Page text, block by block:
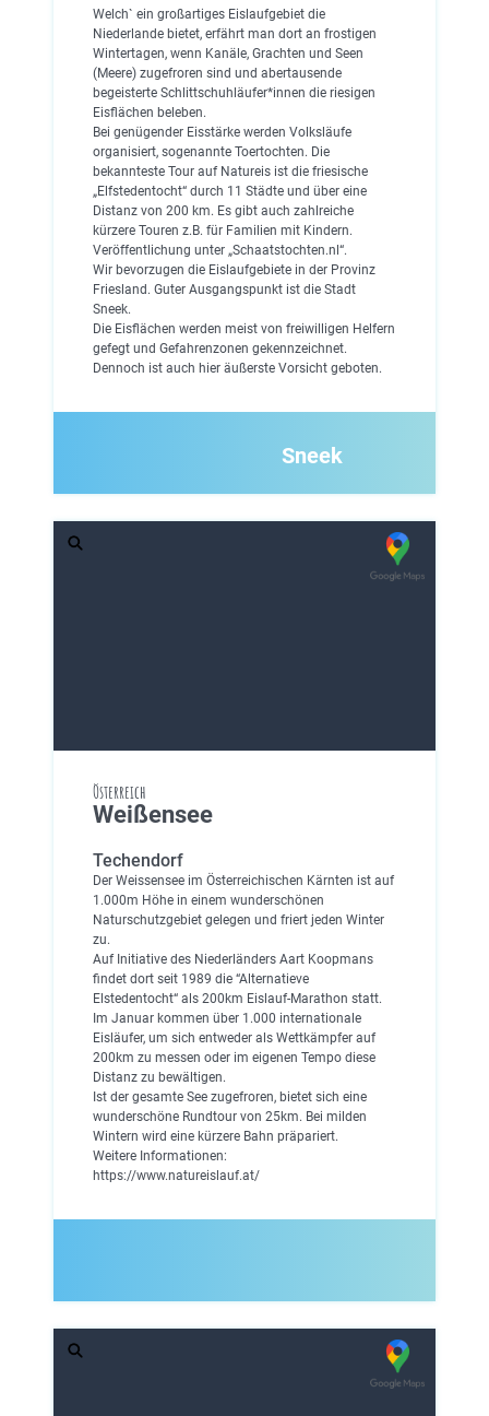
Welch` ein großartiges Eislaufgebiet die
Niederlande bietet, erfährt man dort an frostigen
Wintertagen, wenn Kanäle, Grachten und Seen
(Meere) zugefroren sind und abertausende
begeisterte Schlittschuhläufer*innen die riesigen
Eisflächen beleben.
Bei genügender Eisstärke werden Volksläufe
organisiert, sogenannte Toertochten. Die
bekannteste Tour auf Natureis ist die friesische
„Elfstedentocht“ durch 11 Städte und über eine
Distanz von 200 km. Es gibt auch zahlreiche
kürzere Touren z.B. für Familien mit Kindern.
Veröffentlichung unter „Schaatstochten.nl“.
Wir bevorzugen die Eislaufgebiete in der Provinz
Friesland. Guter Ausgangspunkt ist die Stadt
Sneek.
Die Eisflächen werden meist von freiwilligen Helfern
gefegt und Gefahrenzonen gekennzeichnet.
Dennoch ist auch hier äußerste Vorsicht geboten.
Sneek
Österreich
Weißensee
Techendorf
Der Weissensee im Österreichischen Kärnten ist auf
1.000m Höhe in einem wunderschönen
Naturschutzgebiet gelegen und friert jeden Winter
zu.
Auf Initiative des Niederländers Aart Koopmans
findet dort seit 1989 die “Alternatieve
Elstedentocht“ als 200km Eislauf-Marathon statt.
Im Januar kommen über 1.000 internationale
Eisläufer, um sich entweder als Wettkämpfer auf
200km zu messen oder im eigenen Tempo diese
Distanz zu bewältigen.
Ist der gesamte See zugefroren, bietet sich eine
wunderschöne Rundtour von 25km. Bei milden
Wintern wird eine kürzere Bahn präpariert.
Weitere Informationen:
https://www.natureislauf.at/